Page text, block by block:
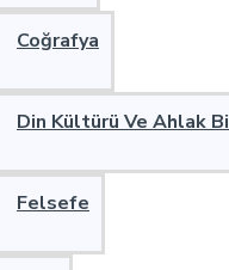
Coğrafya
Din Kültürü Ve Ahlak
Felsefe